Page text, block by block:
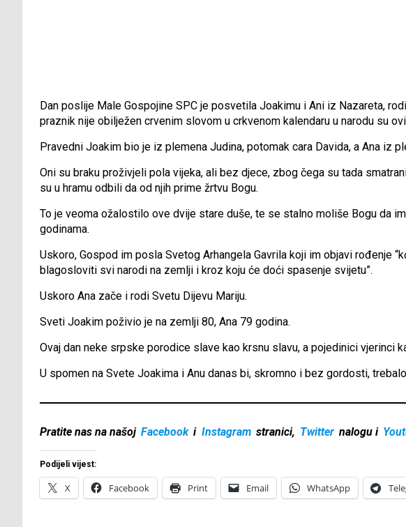
Dan poslije Male Gospojine SPC je posvetila Joakimu i Ani iz Nazareta,
praznik nije obilježen crvenim slovom u crkvenom kalendaru u narodu su
Pravedni Joakim bio je iz plemena Judina, potomak cara Davida, a Ana iz
Oni su braku proživjeli pola vijeka, ali bez djece, zbog čega su tada
su u hramu odbili da od njih prime žrtvu Bogu.
To je veoma ožalostilo ove dvije stare duše, te se stalno moliše Bogu da
godinama.
Uskoro, Gospod im posla Svetog Arhangela Gavrila koji im objavi rođenje
blagosloviti svi narodi na zemlji i kroz koju će doći spasenje svijetu”.
Uskoro Ana zače i rodi Svetu Dijevu Mariju.
Sveti Joakim poživio je na zemlji 80, Ana 79 godina.
Ovaj dan neke srpske porodice slave kao krsnu slavu, a pojedinici vjerinci
U spomen na Svete Joakima i Anu danas bi, skromno i bez gordosti,
Pratite nas na našoj Facebook i Instagram stranici, Twitter nalogu i
Podijeli vijest:
X Facebook Print Email WhatsApp